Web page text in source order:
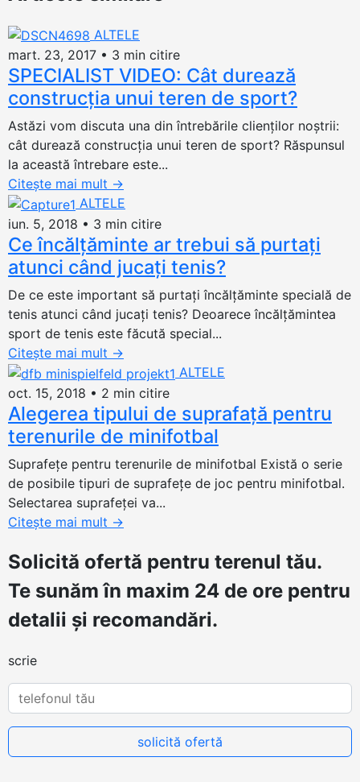
ALTELE
mart. 23, 2017 • 3 min citire
SPECIALIST VIDEO: Cât durează
construcția unui teren de sport?
Astăzi vom discuta una din întrebările clienţilor noştrii:
cât durează construcţia unui teren de sport? Răspunsul
la această întrebare este...
Citește mai mult →
ALTELE
iun. 5, 2018 • 3 min citire
Ce încălțăminte ar trebui să purtați
atunci când jucați tenis?
De ce este important să purtați încălțăminte specială de
tenis atunci când jucați tenis? Deoarece încălțămintea
sport de tenis este făcută special...
Citește mai mult →
ALTELE
oct. 15, 2018 • 2 min citire
Alegerea tipului de suprafață pentru
terenurile de minifotbal
Suprafețe pentru terenurile de minifotbal Există o serie
de posibile tipuri de suprafețe de joc pentru minifotbal.
Selectarea suprafeței va...
Citește mai mult →
Solicită ofertă pentru terenul tău.
Te sunăm în maxim 24 de ore pentru
detalii și recomandări.
scrie